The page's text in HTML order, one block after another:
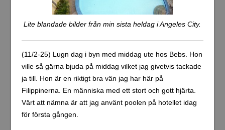
Lite blandade bilder från min sista heldag i Angeles City.
(11/2-25) Lugn dag i byn med middag ute hos Bebs. Hon
ville så gärna bjuda på middag vilket jag givetvis tackade
ja till. Hon är en riktigt bra vän jag har här på
Filippinerna. En människa med ett stort och gott hjärta.
Värt att nämna är att jag använt poolen på hotellet idag
för första gången.